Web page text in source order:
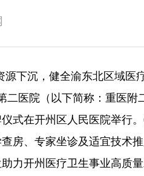
下沉，健全渝东北区域医
二医院（以下简称：重医
式在开州区人民医院举行
房、专家坐诊及适宜技术
力开州医疗卫生事业高质量